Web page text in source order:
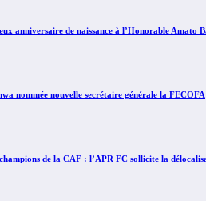
anniversaire de naissance à l’Honorable Amato
nommée nouvelle secrétaire générale la FECOFA
de la CAF : l’APR FC sollicite la